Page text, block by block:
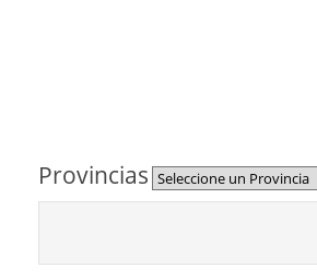
Provincias